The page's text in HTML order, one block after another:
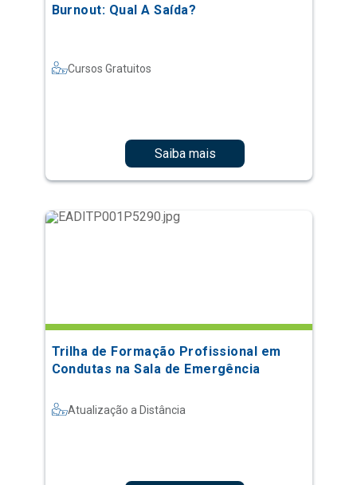
Burnout: Qual A Saída?
Cursos Gratuitos
Saiba mais
Trilha de Formação Profissional em
Condutas na Sala de Emergência
Atualização a Distância